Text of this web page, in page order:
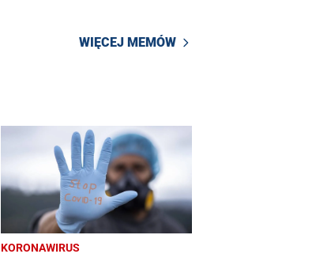
WIĘCEJ MEMÓW
KORONAWIRUS